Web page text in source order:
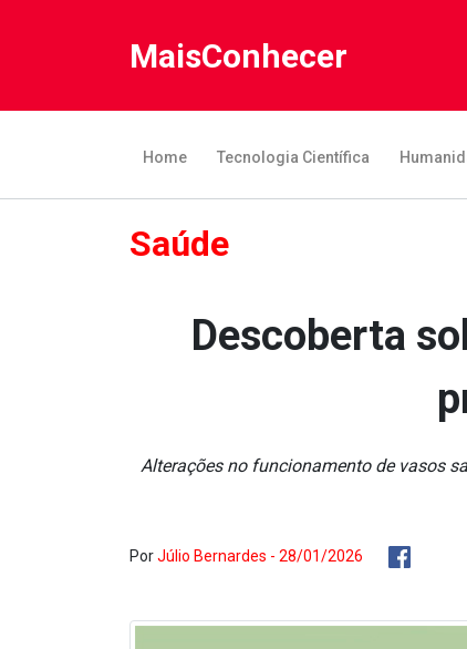
MaisConhecer
Home Tecnologia Científica
Saúde
Descoberta
Alterações no funcionamento de vasos
PorJúlio Bernardes - 28/01/2026